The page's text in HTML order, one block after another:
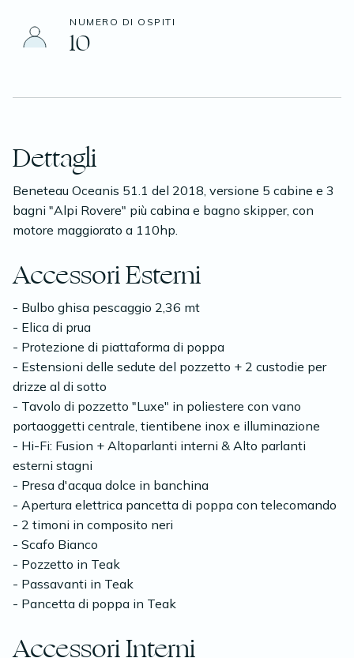
NUMERO DI OSPITI
10
Dettagli
Beneteau Oceanis 51.1 del 2018, versione 5 cabine e 3
bagni "Alpi Rovere" più cabina e bagno skipper, con
motore maggiorato a 110hp.
Accessori Esterni
- Bulbo ghisa pescaggio 2,36 mt
- Elica di prua
- Protezione di piattaforma di poppa
- Estensioni delle sedute del pozzetto + 2 custodie per
drizze al di sotto
- Tavolo di pozzetto "Luxe" in poliestere con vano
portaoggetti centrale, tientibene inox e illuminazione
- Hi-Fi: Fusion + Altoparlanti interni & Alto parlanti
esterni stagni
- Presa d'acqua dolce in banchina
- Apertura elettrica pancetta di poppa con telecomando
- 2 timoni in composito neri
- Scafo Bianco
- Pozzetto in Teak
- Passavanti in Teak
- Pancetta di poppa in Teak
Accessori Interni